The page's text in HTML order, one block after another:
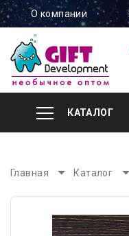
О компании
КАТАЛОГ
Главная Каталог